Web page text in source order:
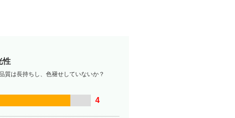
性
質は長持ちし、色褪せしていないか？
4